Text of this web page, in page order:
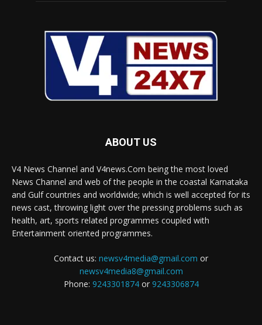
ABOUT US
V4 News Channel and V4news.Com being the most loved
News Channel and web of the people in the coastal Karnataka
and Gulf countries and worldwide; which is well accepted for its
news cast, throwing light over the pressing problems such as
health, art, sports related programmes coupled with
Entertainment oriented programmes.
Contact us: newsv4media@gmail.com or
newsv4media8@gmail.com
Phone: 9243301874or 9243306874